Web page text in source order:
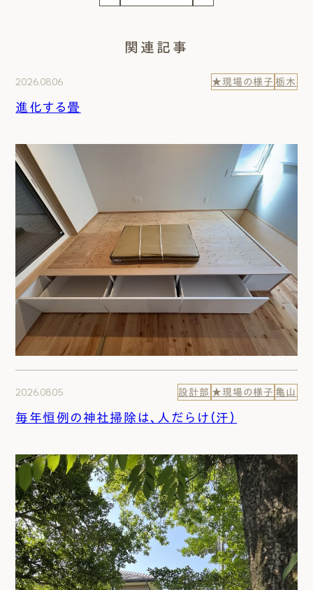
関連記事
2026.08.06 ★現場の様子 栃木
進化する畳
2026.08.05 設計部 ★現場の様子 亀山
毎年恒例の神社掃除は、人だらけ（汗）